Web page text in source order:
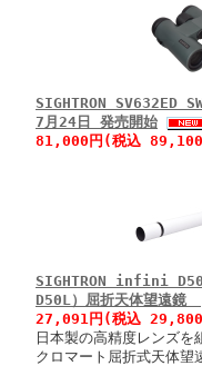
SIGHTRON SV632ED
7月24日 発売開始
81,000円(税込
SIGHTRON infini
D50L）屈折天体望遠鏡
27,091円(税込
日本製の高精度レンズを
クロマート屈折式天体望